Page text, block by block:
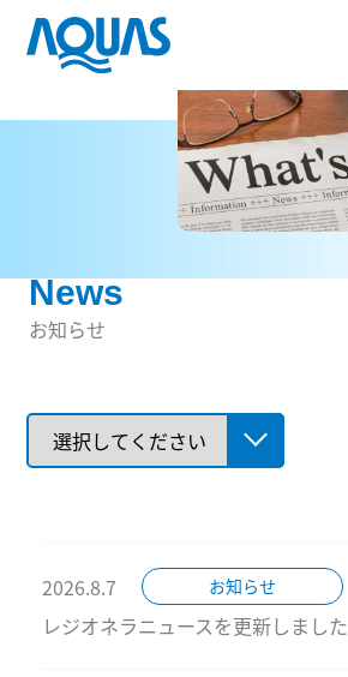
News
お知らせ
2026.8.7 お知らせ
レジオネラニュースを更新しました